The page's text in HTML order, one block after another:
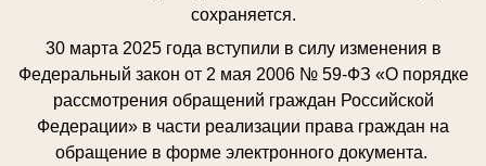
сохраняется.
30 марта 2025 года вступили в силу изменения в
Федеральный закон от 2 мая 2006 № 59-ФЗ «О порядке
рассмотрения обращений граждан Российской
Федерации» в части реализации права граждан на
обращение в форме электронного документа.